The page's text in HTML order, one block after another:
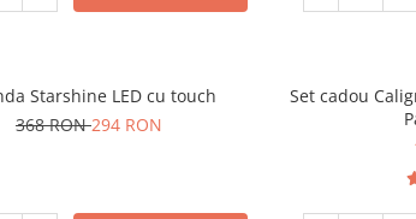
Starshine LED cu touch
368 RON294 RON
Set cadou